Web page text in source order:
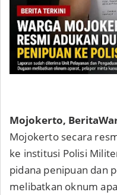
Mojokerto,
Mojokerto secara
ke institusi Polisi
pidana penipuan dan
melibatkan oknum